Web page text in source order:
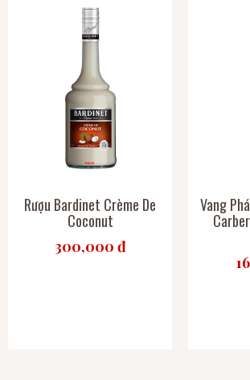
Rượu Bardinet Crème De
Coconut
300,000 đ
Vang